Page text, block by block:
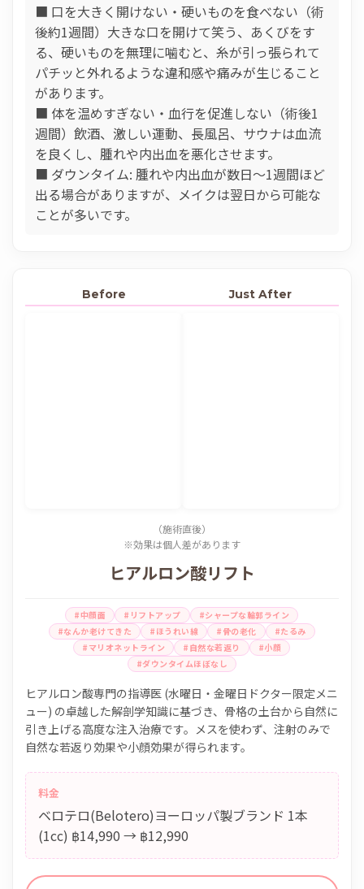
■ 口を大きく開けない・硬いものを食べない（術
後約1週間）大きな口を開けて笑う、あくびをす
る、硬いものを無理に噛むと、糸が引っ張られて
パチッと外れるような違和感や痛みが生じること
があります。
■ 体を温めすぎない・血行を促進しない（術後1
週間）飲酒、激しい運動、長風呂、サウナは血流
を良くし、腫れや内出血を悪化させます。
■ ダウンタイム: 腫れや内出血が数日〜1週間ほど
出る場合がありますが、メイクは翌日から可能な
ことが多いです。
Before Just After
（施術直後）
※効果は個人差があります
ヒアルロン酸リフト
#中顔面 #リフトアップ
#シャープな輪郭ライン
#なんか老けてきた
#ほうれい線 #骨の老化
#たるみ
#マリオネットライン
#自然な若返り
#小顔
#ダウンタイムほぼなし
ヒアルロン酸専門の指導医 (水曜日・金曜日ドクター限定メニ
ュー) の卓越した解剖学知識に基づき、骨格の土台から自然に
引き上げる高度な注入治療です。メスを使わず、注射のみで
自然な若返り効果や小顔効果が得られます。
料金
ベロテロ(Belotero)ヨーロッパ製ブランド 1本
(1cc) ฿14,990 → ฿12,990